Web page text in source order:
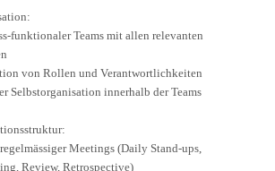
funktionaler Teams mit allen relevanten
von Rollen und Verantwortlichkeiten
Selbstorganisation innerhalb der Teams
Meetings (Daily Stand-ups,
Review, Retrospective)